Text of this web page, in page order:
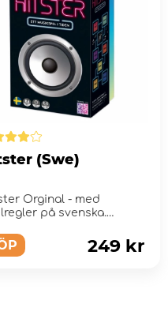
(Swe)
Orginal - med
på svenska.
249 kr